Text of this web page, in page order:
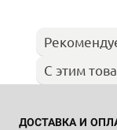
С этим
ДОСТАВКА И